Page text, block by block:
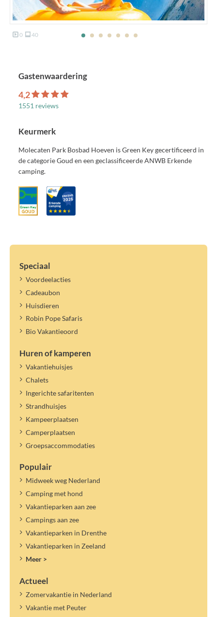
0 40
Gastenwaardering
4,2
1551 reviews
Keurmerk
Molecaten Park Bosbad Hoeven is Green Key gecertificeerd in
de categorie Goud en een geclassificeerde ANWB Erkende
camping.
Speciaal
Voordeelacties
Cadeaubon
Huisdieren
Robin Pope Safaris
Bio Vakantieoord
Huren of kamperen
Vakantiehuisjes
Chalets
Ingerichte safaritenten
Strandhuisjes
Kampeerplaatsen
Camperplaatsen
Groepsaccommodaties
Populair
Midweek weg Nederland
Camping met hond
Vakantieparken aan zee
Campings aan zee
Vakantieparken in Drenthe
Vakantieparken in Zeeland
Meer >
Actueel
Zomervakantie in Nederland
Vakantie met Peuter